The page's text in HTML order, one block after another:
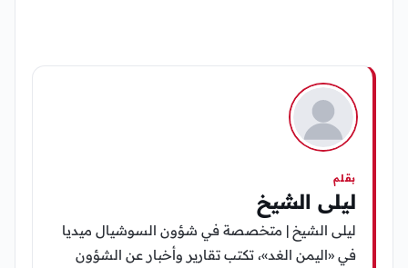
بقلم
ليلى الشيخ
ليلى الشيخ | متخصصة في شؤون السوشيال ميديا
في «اليمن الغد»، تكتب تقارير وأخبار عن الشؤون